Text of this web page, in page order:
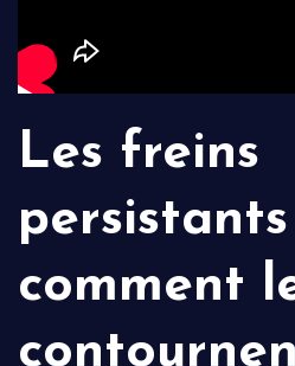
Les freins
comment